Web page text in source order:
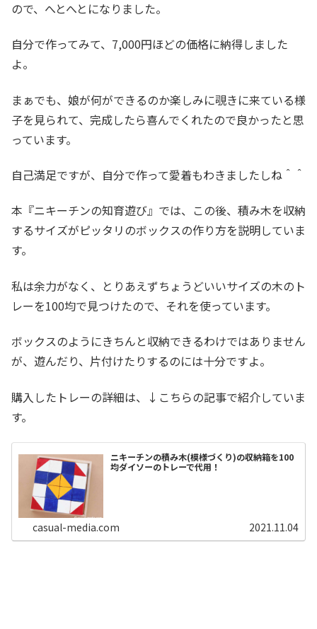
ので、へとへとになりました。
自分で作ってみて、7,000円ほどの価格に納得しました
よ。
まぁでも、娘が何ができるのか楽しみに覗きに来ている様
子を見られて、完成したら喜んでくれたので良かったと思
っています。
自己満足ですが、自分で作って愛着もわきましたしね＾＾
本『ニキーチンの知育遊び』では、この後、積み木を収納
するサイズがピッタリのボックスの作り方を説明していま
す。
私は余力がなく、とりあえずちょうどいいサイズの木のト
レーを100均で見つけたので、それを使っています。
ボックスのようにきちんと収納できるわけではありません
が、遊んだり、片付けたりするのには十分ですよ。
購入したトレーの詳細は、↓こちらの記事で紹介していま
す。
ニキーチンの積み木(模様づくり)の収納箱を100
均ダイソーのトレーで代用！
casual-media.com 2021.11.04